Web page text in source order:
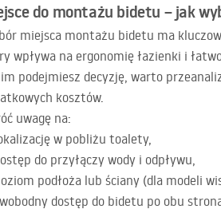
do montażu bidetu – jak
miejsca montażu bidetu ma
wpływa na ergonomię łazienki i
podejmiesz decyzję, warto
kosztów.
uwagę na:
w pobliżu toalety,
do przyłączy wody i odpływu,
podłoża lub ściany (dla modeli
dostęp do bidetu po obu